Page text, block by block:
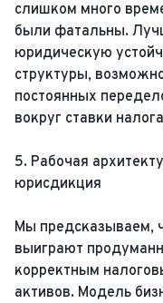
слишком много
были фатальны.
юридическую
структуры,
постоянных
вокруг ставки
5. Рабочая
юрисдикция
Мы предсказываем,
выиграют
корректным
активов. Модель